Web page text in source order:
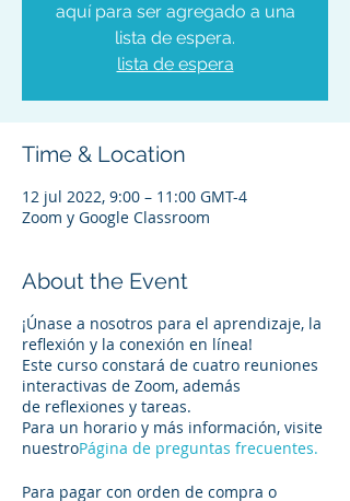
aquí para ser agregado a una
lista de espera.
lista de espera
Time & Location
12 jul 2022, 9:00 – 11:00 GMT-4
Zoom y Google Classroom
About the Event
¡Únase a nosotros para el aprendizaje, la
reflexión y la conexión en línea!
Este curso constará de cuatro reuniones
interactivas de Zoom, además
de reflexiones y tareas.
Para un horario y más información, visite
nuestroPágina de preguntas frecuentes.
Para pagar con orden de compra o